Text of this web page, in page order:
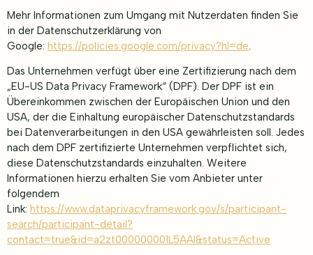
Mehr Informationen zum Umgang mit Nutzerdaten finden Sie
in der Datenschutzerklärung von
Google: https://policies.google.com/privacy?hl=de.
Das Unternehmen verfügt über eine Zertifizierung nach dem
„EU-US Data Privacy Framework“ (DPF). Der DPF ist ein
Übereinkommen zwischen der Europäischen Union und den
USA, der die Einhaltung europäischer Datenschutzstandards
bei Datenverarbeitungen in den USA gewährleisten soll. Jedes
nach dem DPF zertifizierte Unternehmen verpflichtet sich,
diese Datenschutzstandards einzuhalten. Weitere
Informationen hierzu erhalten Sie vom Anbieter unter
folgendem
Link: https://www.dataprivacyframework.gov/s/participant-
search/participant-detail?
contact=true&id=a2zt000000001L5AAI&status=Active